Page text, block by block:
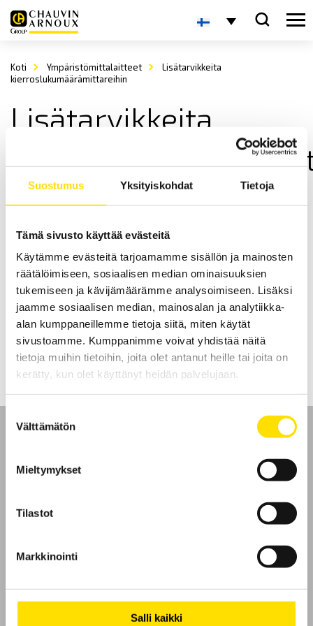
Suostumus Yksityiskohdat Tietoja
Tämä sivusto käyttää evästeitä
Käytämme evästeitä tarjoamamme sisällön ja mainosten
räätälöimiseen, sosiaalisen median ominaisuuksien
tukemiseen ja kävijämäärämme analysoimiseen. Lisäksi
jaamme sosiaalisen median, mainosalan ja analytiikka-
alan kumppaneillemme tietoja siitä, miten käytät
sivustoamme. Kumppanimme voivat yhdistää näitä
tietoja muihin tietoihin, joita olet antanut heille tai joita on
kerätty, kun olet käyttänyt heidän palvelujaan.
valinta
Välttämätön
Mieltymykset
Tilastot
Markkinointi
Salli kaikki
Koti Ympäristömittalaitteet
Lisätarvikkeita
kierroslukumäärämittareihin
Lisätarvikkeita
Lisätarvikkeita CA1725 ja CA1727 -laitemalleihin
Kierroslukumittareihin soveltuvia lisätarvikkeita.
LUE LISÄÄ
GDPR